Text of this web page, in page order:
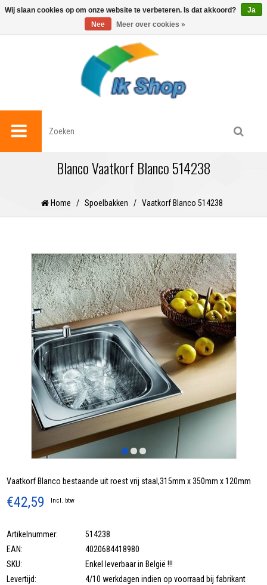
0
Blanco Vaatkorf Blanco 514238
Home / Spoelbakken / Vaatkorf Blanco 514238
Vaatkorf Blanco bestaande uit roest vrij staal,315mm x 350mm x 120mm
€42,59 Incl. btw
Artikelnummer:
514238
EAN:
4020684418980
SKU:
Enkel leverbaar in België !!!
Levertijd:
4/10 werkdagen indien op voorraad bij fabrikant
Wij slaan cookies op om onze website te verbeteren. Is dat akkoord?
Ja
Nee
Meer over cookies »